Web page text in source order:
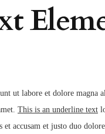
ut labore et dolore magna
This is an underline text
et accusam et justo duo